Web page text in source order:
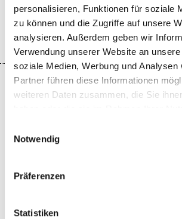
personalisieren, Funktionen für soziale
zu können und die Zugriffe auf unsere
analysieren. Außerdem geben wir
Verwendung unserer Website an
soziale Medien, Werbung und Analysen
Partner führen diese Informationen
weiteren Daten zusammen, die Sie
Notwendig
Präferenzen
Statistiken
OUI NO
−